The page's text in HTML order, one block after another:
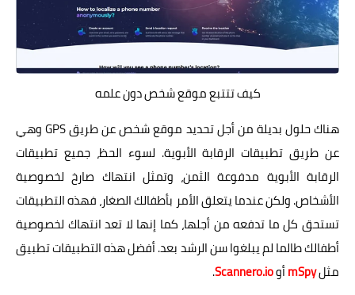
كيف تتتبع موقع شخص دون علمه
هناك حلول بديلة من أجل تحديد موقع شخص عن طريق GPS وهي
عن طريق تطبيقات الرقابة الأبوية. لسوء الحظ، جميع تطبيقات
الرقابة الأبوية مدفوعة الثمن، وتمثل انتهاك صارخ لخصوصية
الأشخاص. ولكن عندما يتعلق الأمر بأطفالك الصغار، فهذه التطبيقات
تستحق كل ما تدفعه من أجلها، كما إنها لا تعد انتهاك لخصوصية
أطفالك طالما لم يبلغوا سن الرشد بعد. أفضل هذه التطبيقات تطبيق
مثلmSpyأوScannero.io
.